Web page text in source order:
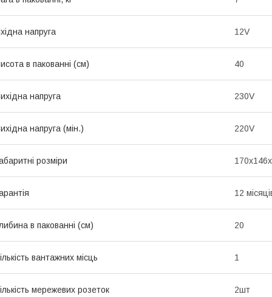
напруга 12V
в пакованні (см) 40
напруга 230V
напруга (мін.) 220V
розміри
12
в пакованні (см) 20
вантажних місць 1
мережевих розеток 2шт